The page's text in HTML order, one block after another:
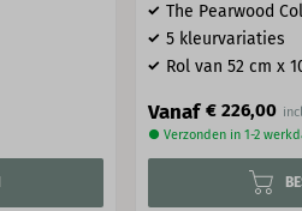
The Pearwood
5 kleurvariaties
Rol van 52 cm x
Vanaf € 226,00
● Verzonden in 1-2